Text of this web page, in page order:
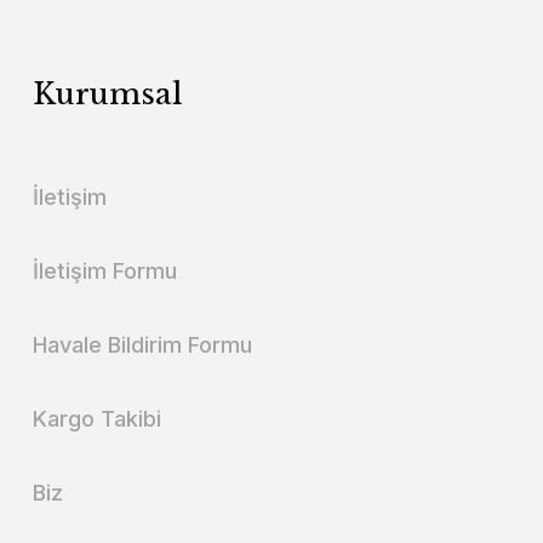
Kurumsal
İletişim
İletişim Formu
Havale Bildirim Formu
Kargo Takibi
Biz